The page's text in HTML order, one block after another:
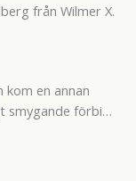
från Wilmer X.
en annan
smygande förbi…